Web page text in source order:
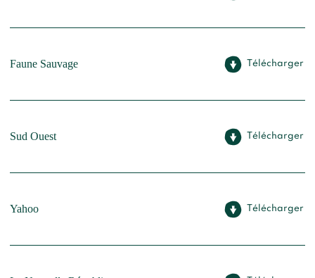
Faune Sauvage Télécharger
Sud Ouest Télécharger
Yahoo Télécharger